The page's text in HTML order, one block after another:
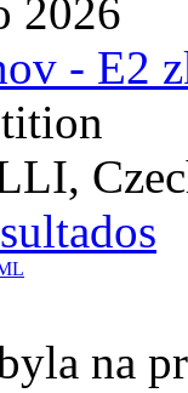
2026
- E2
na